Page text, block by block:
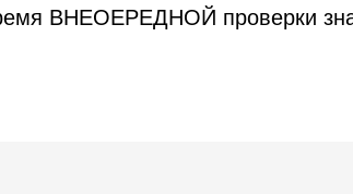
ВНЕОЕРЕДНОЙ проверки